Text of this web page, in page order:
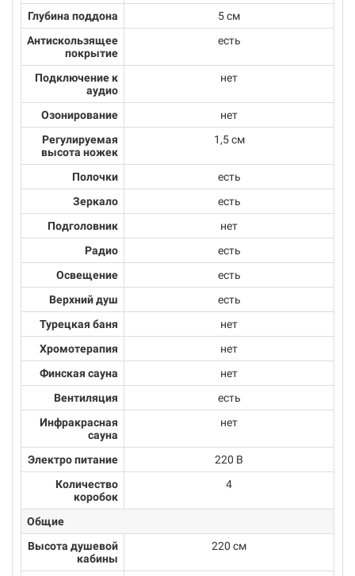
Глубина поддона
5 см
Антискользящее
покрытие
есть
Подключение к
аудио
нет
Озонирование
нет
Регулируемая
высота ножек
1,5 см
Полочки
есть
Зеркало
есть
Подголовник
нет
Радио
есть
Освещение
есть
Верхний душ
есть
Турецкая баня
нет
Хромотерапия
нет
Финская сауна
нет
Вентиляция
есть
Инфракрасная
сауна
нет
Электро питание
220 В
Количество
коробок
4
Общие
Высота душевой
кабины
220 см